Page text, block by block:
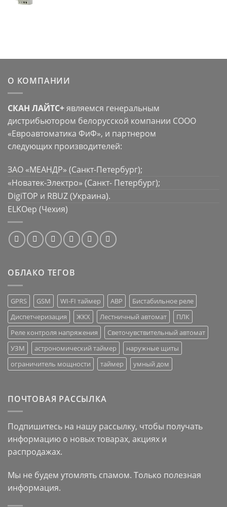
О КОМПАНИИ
СКАН ЛАЙТС+являемся генеральным
дистрибьютором белорусской компании СООО
«Евроавтоматика ФиФ», и партнером
следующих производителей:
ЗАО «МЕАНДР» (Санкт-Петербург);
«Новатек-Электро» (Санкт- Петербург);
DigiTOP и RBUZ (Украина).
ELKOep (Чехия)
ОБЛАКО ТЕГОВ
GPRS GSM WI-FI таймер АВР
Бистабильное реле
Диспетчеризация
ЖКХ Лестничный автомат
ПЛК
Реле контроля напряжения
Светочувствительный автомат
УЗМ
астрономический таймер
наружные щиты
ограничитель мощности
таймер умный дом
ПОЧТОВАЯ РАССЫЛКА
Подпишитесь на нашу рассылку, чтобы получать
информацию о новых товарах, акциях и
распродажах.
Мы не будем утомлять спамом. Только полезная
информация.